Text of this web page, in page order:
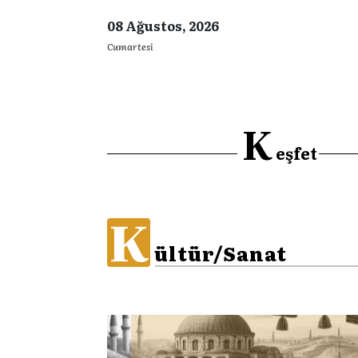
08 Ağustos, 2026
Cumartesi
Keşfet
K ültür/Sanat